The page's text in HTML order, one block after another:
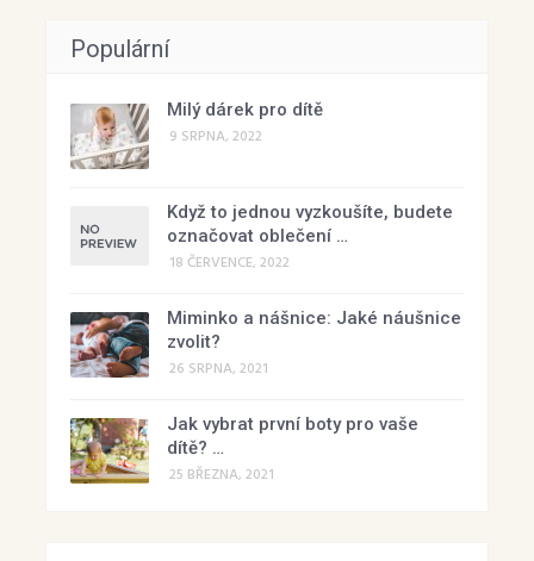
Populární
Milý dárek pro dítě
9 SRPNA, 2022
Když to jednou vyzkoušíte, budete
označovat oblečení …
18 ČERVENCE, 2022
Miminko a nášnice: Jaké náušnice
zvolit?
26 SRPNA, 2021
Jak vybrat první boty pro vaše
dítě? …
25 BŘEZNA, 2021